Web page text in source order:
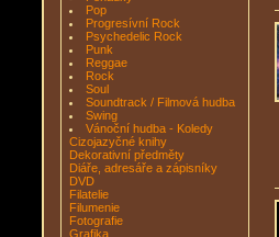
Pop
Progresívní Rock
Psychedelic Rock
Punk
Reggae
Rock
Soul
Soundtrack / Filmová hudba
Swing
Vánoční hudba - Koledy
Cizojazyčné knihy
Dekorativní předměty
Diáře, adresáře a zápisníky
DVD
Filatelie
Filumenie
Fotografie
Grafika